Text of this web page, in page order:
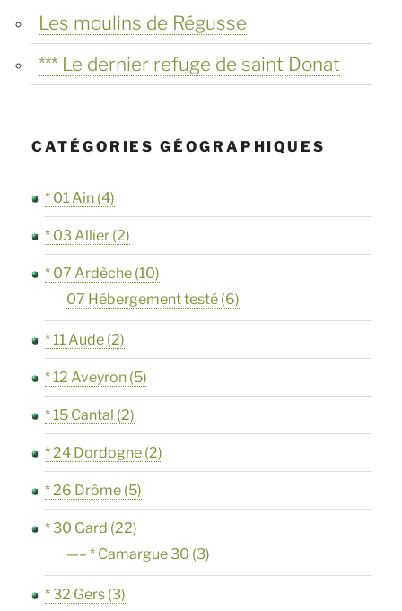
Les moulins de Régusse
*** Le dernier refuge de saint Donat
CATÉGORIES GÉOGRAPHIQUES
* 01 Ain (4)
* 03 Allier (2)
* 07 Ardèche (10)
07 Hébergement testé (6)
* 11 Aude (2)
* 12 Aveyron (5)
* 15 Cantal (2)
* 24 Dordogne (2)
* 26 Drôme (5)
* 30 Gard (22)
—– * Camargue 30 (3)
* 32 Gers (3)